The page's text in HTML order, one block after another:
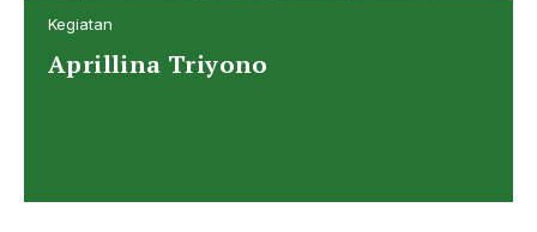
Kegiatan
Aprillina Triyono